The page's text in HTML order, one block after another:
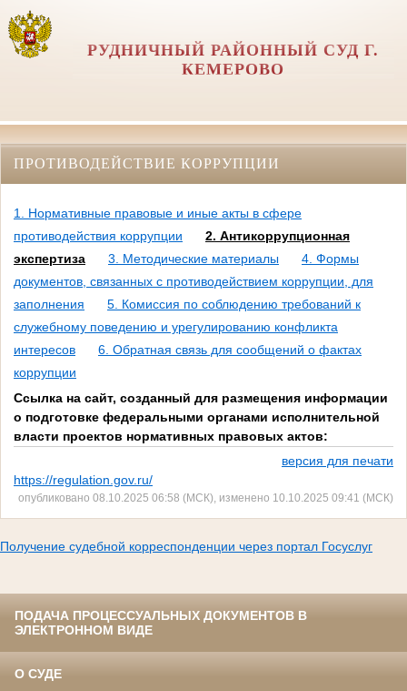
РУДНИЧНЫЙ РАЙОННЫЙ СУД Г.
КЕМЕРОВО
ПРОТИВОДЕЙСТВИЕ КОРРУПЦИИ
1. Нормативные правовые и иные акты в сфере
противодействия коррупции
2. Антикоррупционная
экспертиза
3. Методические материалы
4. Формы
документов, связанных с противодействием коррупции, для
заполнения
5. Комиссия по соблюдению требований к
служебному поведению и урегулированию конфликта
интересов
6. Обратная связь для сообщений о фактах
коррупции
Ссылка на сайт, созданный для размещения информации
о подготовке федеральными органами исполнительной
власти проектов нормативных правовых актов:
версия для печати
https://regulation.gov.ru/
опубликовано 08.10.2025 06:58 (МСК), изменено 10.10.2025 09:41 (МСК)
Получение судебной корреспонденции через портал Госуслуг
ПОДАЧА ПРОЦЕССУАЛЬНЫХ ДОКУМЕНТОВ В
ЭЛЕКТРОННОМ ВИДЕ
О СУДЕ